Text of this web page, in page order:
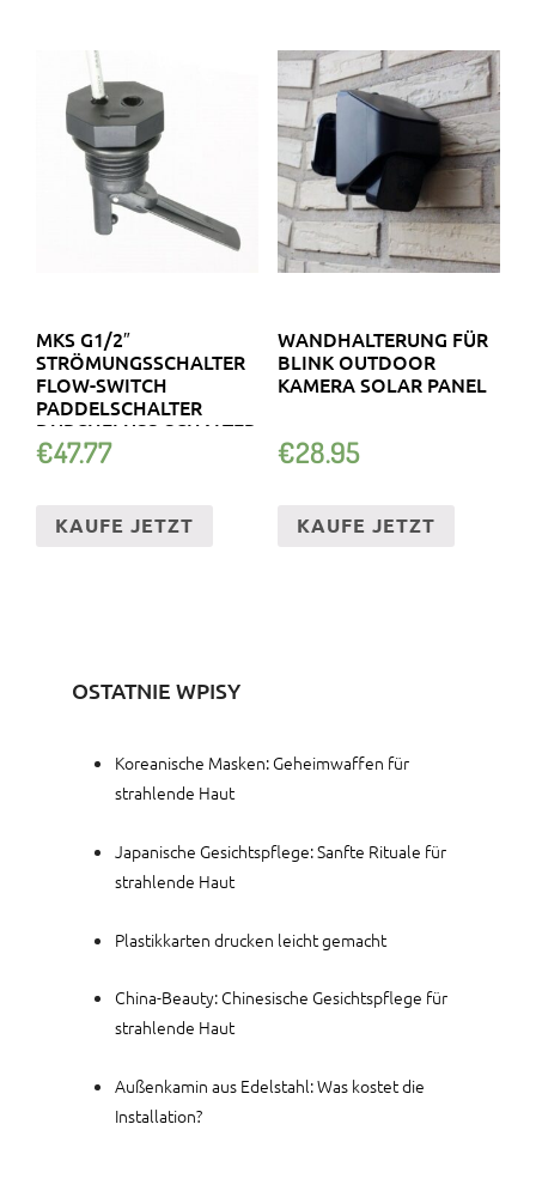
MKS G1/2″
STRÖMUNGSSCHALTER
FLOW-SWITCH
PADDELSCHALTER
DURCHFLUSS-SCHALTER
1A – 70W
€47.77
KAUFE JETZT
WANDHALTERUNG FÜR
BLINK OUTDOOR
KAMERA SOLAR PANEL
€28.95
KAUFE JETZT
OSTATNIE WPISY
Koreanische Masken: Geheimwaffen für
strahlende Haut
Japanische Gesichtspflege: Sanfte Rituale für
strahlende Haut
Plastikkarten drucken leicht gemacht
China-Beauty: Chinesische Gesichtspflege für
strahlende Haut
Außenkamin aus Edelstahl: Was kostet die
Installation?